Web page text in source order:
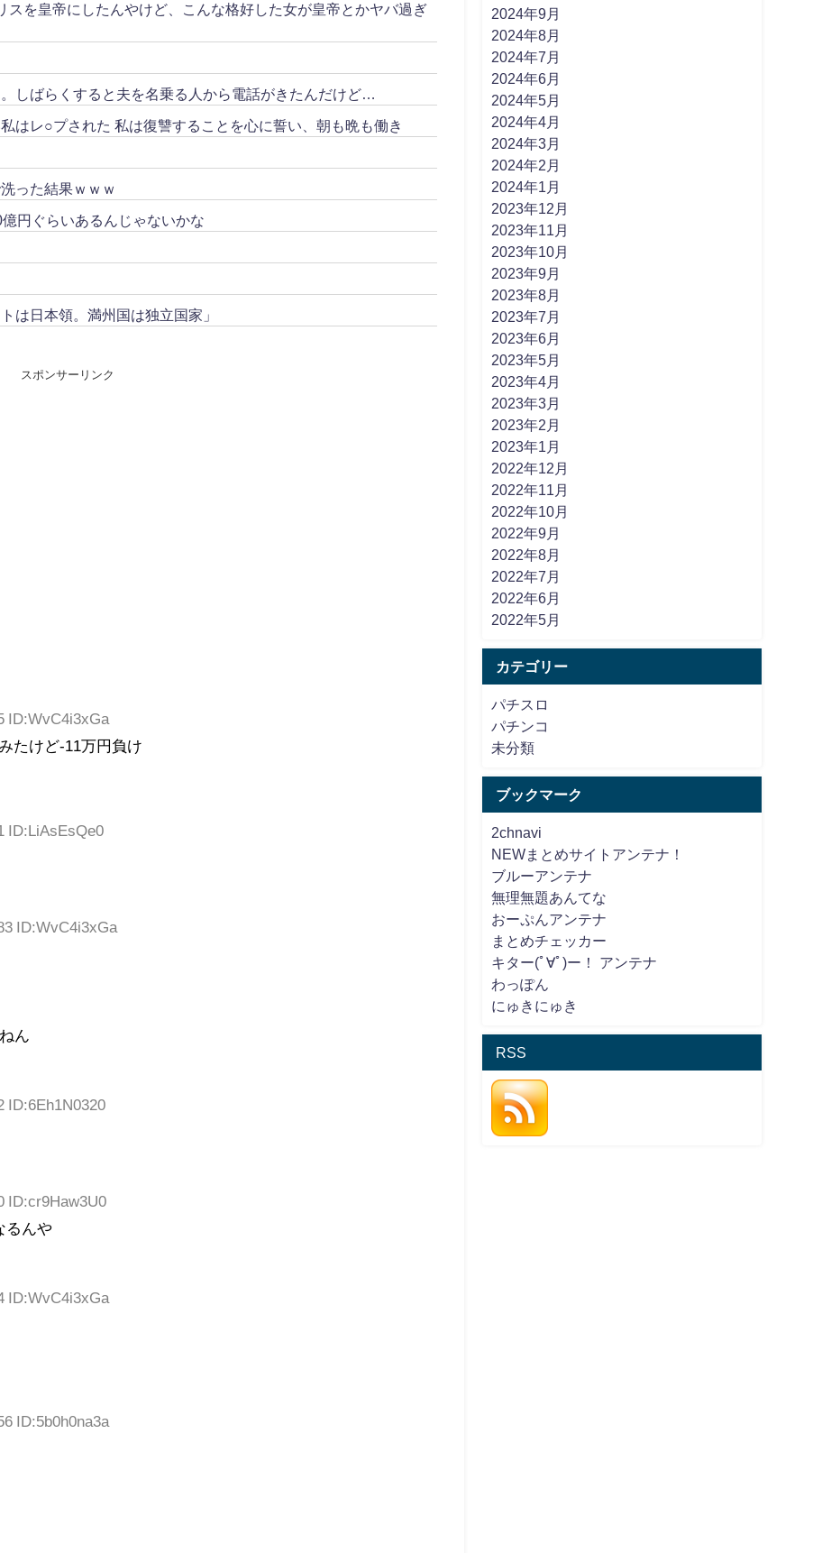
スを皇帝にしたんやけど、こんな格好した女が皇帝とかヤバ過ぎ
しばらくすると夫を名乗る人から電話がきたんだけど…
はレ○プされた 私は復讐することを心に誓い、朝も晩も働き
った結果ｗｗｗ
円ぐらいあるんじゃないかな
は日本領。満州国は独立国家」
スポンサーリンク
ID:WvC4i3xGa
たけど-11万円負け
ID:LiAsEsQe0
ID:WvC4i3xGa
ん
ID:6Eh1N0320
ID:cr9Haw3U0
るんや
ID:WvC4i3xGa
ID:5b0h0na3a
2024年9月
2024年8月
2024年7月
2024年6月
2024年5月
2024年4月
2024年3月
2024年2月
2024年1月
2023年12月
2023年11月
2023年10月
2023年9月
2023年8月
2023年7月
2023年6月
2023年5月
2023年4月
2023年3月
2023年2月
2023年1月
2022年12月
2022年11月
2022年10月
2022年9月
2022年8月
2022年7月
2022年6月
2022年5月
カテゴリー
パチスロ
パチンコ
未分類
ブックマーク
2chnavi
NEWまとめサイトアンテナ！
ブルーアンテナ
無理無題あんてな
おーぷんアンテナ
まとめチェッカー
キター(ﾟ∀ﾟ)ー！ アンテナ
わっぽん
にゅきにゅき
RSS